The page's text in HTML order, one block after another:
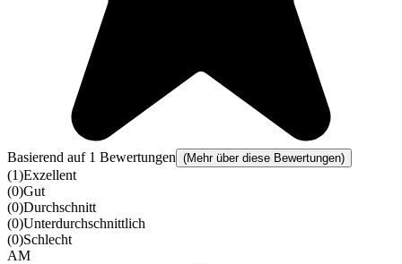
Basierend auf 1 Bewertungen (Mehr über diese Bewertungen)
(1)Exzellent
(0)Gut
(0)Durchschnitt
(0)Unterdurchschnittlich
(0)Schlecht
AM